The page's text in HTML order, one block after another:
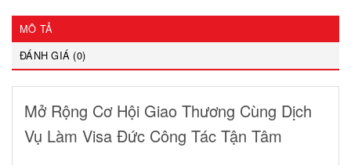
MÔ TẢ
ĐÁNH GIÁ (0)
Mở Rộng Cơ Hội Giao Thương Cùng Dịch
Vụ Làm Visa Đức Công Tác Tận Tâm